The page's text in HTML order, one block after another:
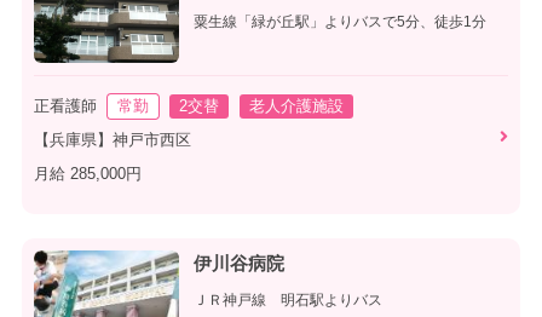
粟生線「緑が丘駅」よりバスで5分、徒歩1分
正看護師 常勤 2交替
老人介護施設
【兵庫県】神戸市西区
月給 285,000円
伊川谷病院
ＪＲ神戸線 明石駅よりバス